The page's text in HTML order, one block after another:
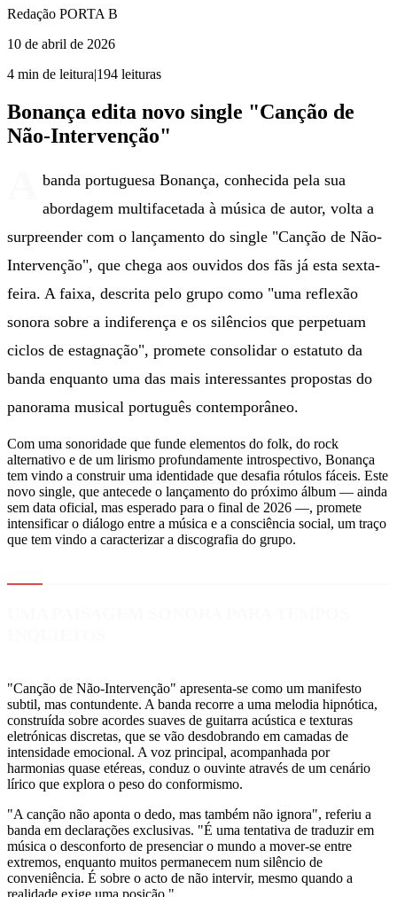
Redação PORTA B
10 de abril de 2026
4 min de leitura|194 leituras
Bonança edita novo single "Canção de
Não-Intervenção"
banda portuguesa Bonança, conhecida pela sua
abordagem multifacetada à música de autor, volta a
surpreender com o lançamento do single "Canção de Não-
Intervenção", que chega aos ouvidos dos fãs já esta sexta-
feira. A faixa, descrita pelo grupo como "uma reflexão
sonora sobre a indiferença e os silêncios que perpetuam
ciclos de estagnação", promete consolidar o estatuto da
banda enquanto uma das mais interessantes propostas do
panorama musical português contemporâneo.
Com uma sonoridade que funde elementos do folk, do rock
alternativo e de um lirismo profundamente introspectivo, Bonança
tem vindo a construir uma identidade que desafia rótulos fáceis. Este
novo single, que antecede o lançamento do próximo álbum — ainda
sem data oficial, mas esperado para o final de 2026 —, promete
intensificar o diálogo entre a música e a consciência social, um traço
que tem vindo a caracterizar a discografia do grupo.
"Canção de Não-Intervenção" apresenta-se como um manifesto
subtil, mas contundente. A banda recorre a uma melodia hipnótica,
construída sobre acordes suaves de guitarra acústica e texturas
eletrónicas discretas, que se vão desdobrando em camadas de
intensidade emocional. A voz principal, acompanhada por
harmonias quase etéreas, conduz o ouvinte através de um cenário
lírico que explora o peso do conformismo.
"A canção não aponta o dedo, mas também não ignora", referiu a
banda em declarações exclusivas. "É uma tentativa de traduzir em
música o desconforto de presenciar o mundo a mover-se entre
extremos, enquanto muitos permanecem num silêncio de
conveniência. É sobre o acto de não intervir, mesmo quando a